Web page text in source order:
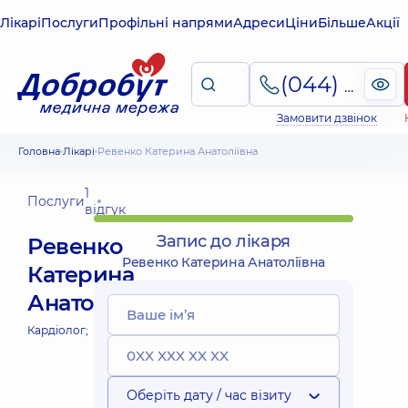
ЛікаріПослугиПрофільні напрямиАдресиЦіниБільшеАкції
(044) 495-2-888
Замовити дзвінок
Головна Лікарі Ревенко Катерина Анатоліївна
Послуги1
відгук
Ревенко
Катерина
Анатоліївна
Кардіолог;
Запис до лікаря
Ревенко Катерина Анатоліївна
Оберіть дату / час візиту